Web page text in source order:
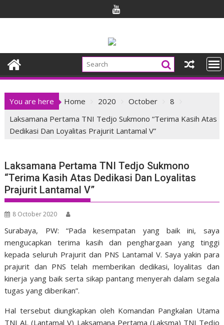
to
You are here Home 2020 October
8
Laksamana Pertama TNI Tedjo Sukmono “Terima Kasih Atas
Dedikasi Dan Loyalitas Prajurit Lantamal V”
Laksamana Pertama TNI Tedjo Sukmono
“Terima Kasih Atas Dedikasi Dan Loyalitas
Prajurit Lantamal V”
8 October 2020
Surabaya, PW: “Pada kesempatan yang baik ini, saya
mengucapkan terima kasih dan penghargaan yang tinggi
kepada seluruh Prajurit dan PNS Lantamal V. Saya yakin para
prajurit dan PNS telah memberikan dedikasi, loyalitas dan
kinerja yang baik serta sikap pantang menyerah dalam segala
tugas yang diberikan”.
Hal tersebut diungkapkan oleh Komandan Pangkalan Utama
TNI AL (Lantamal V) Laksamana Pertama (Laksma) TNI Tedjo